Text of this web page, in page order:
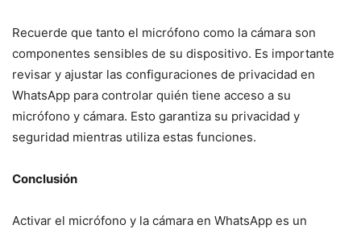
Recuerde que tanto el micrófono como la cámara son
componentes sensibles de su dispositivo. Es importante
revisar y ajustar las configuraciones de privacidad en
WhatsApp para controlar quién tiene acceso a su
micrófono y cámara. Esto garantiza su privacidad y
seguridad mientras utiliza estas funciones.
Conclusión
Activar el micrófono y la cámara en WhatsApp es un